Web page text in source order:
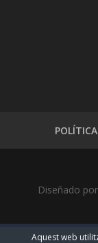
Diseñado por
Aquest web